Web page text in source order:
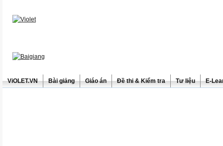
ViOLET.VN Bài giảng Giáo án Đề thi & Kiểm tra Tư liệu E-